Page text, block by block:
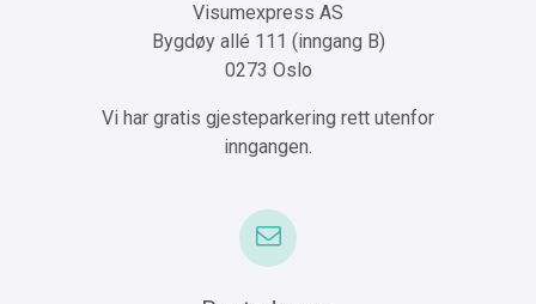
Visumexpress AS
Bygdøy allé 111 (inngang B)
0273 Oslo
Vi har gratis gjesteparkering rett utenfor
inngangen.